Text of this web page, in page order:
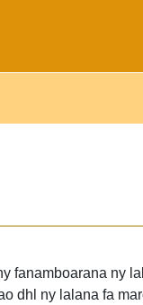
fanamboarana ny
dhl ny lalana fa